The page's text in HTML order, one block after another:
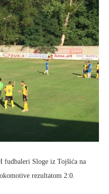
Sloge iz Tojšića na
rezultatom 2:0.